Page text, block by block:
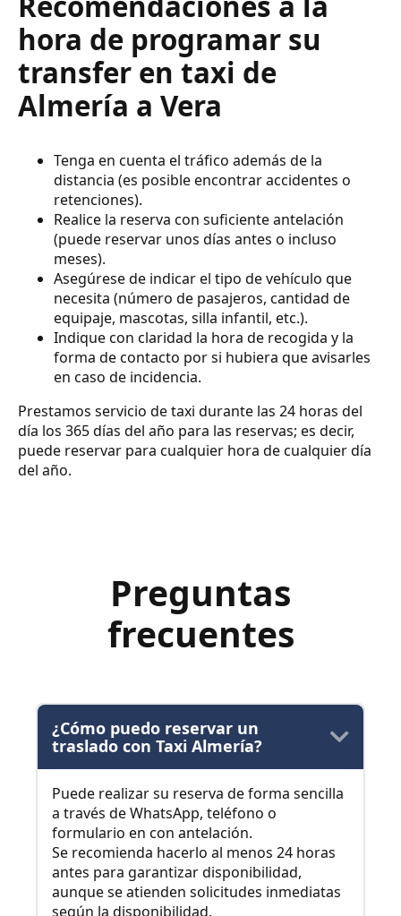
hora de programar su
transfer en taxi de
Almería a Vera
Tenga en cuenta el tráfico además de la
distancia (es posible encontrar accidentes o
retenciones).
Realice la reserva con suficiente antelación
(puede reservar unos días antes o incluso
meses).
Asegúrese de indicar el tipo de vehículo que
necesita (número de pasajeros, cantidad de
equipaje, mascotas, silla infantil, etc.).
Indique con claridad la hora de recogida y la
forma de contacto por si hubiera que avisarles
en caso de incidencia.
Prestamos servicio de taxi durante las 24 horas del
día los 365 días del año para las reservas; es decir,
puede reservar para cualquier hora de cualquier día
del año.
Preguntas
frecuentes
¿Cómo puedo reservar un
traslado con Taxi Almería?
Puede realizar su reserva de forma sencilla
a través de WhatsApp, teléfono o
formulario en con antelación.
Se recomienda hacerlo al menos 24 horas
antes para garantizar disponibilidad,
aunque se atienden solicitudes inmediatas
según la disponibilidad.